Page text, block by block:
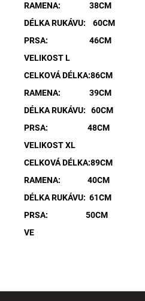
RAMENA: 38CM
DÉLKA RUKÁVU: 60CM
PRSA: 46CM
VELIKOST L
CELKOVÁ DÉLKA:86CM
RAMENA: 39CM
DÉLKA RUKÁVU: 60CM
PRSA: 48CM
VELIKOST XL
CELKOVÁ DÉLKA:89CM
RAMENA: 40CM
DÉLKA RUKÁVU: 61CM
PRSA: 50CM
VE